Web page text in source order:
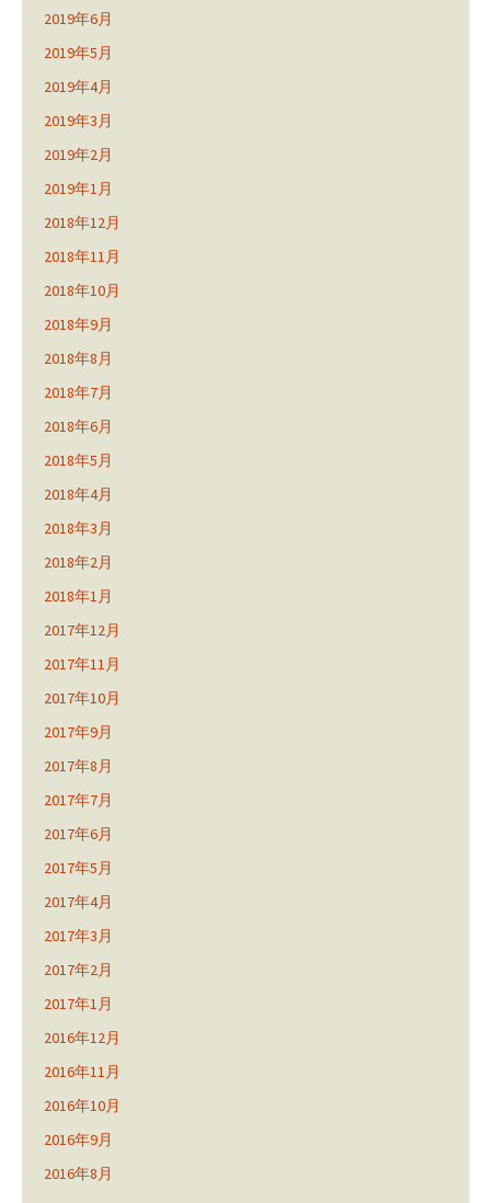
2019年6月
2019年5月
2019年4月
2019年3月
2019年2月
2019年1月
2018年12月
2018年11月
2018年10月
2018年9月
2018年8月
2018年7月
2018年6月
2018年5月
2018年4月
2018年3月
2018年2月
2018年1月
2017年12月
2017年11月
2017年10月
2017年9月
2017年8月
2017年7月
2017年6月
2017年5月
2017年4月
2017年3月
2017年2月
2017年1月
2016年12月
2016年11月
2016年10月
2016年9月
2016年8月